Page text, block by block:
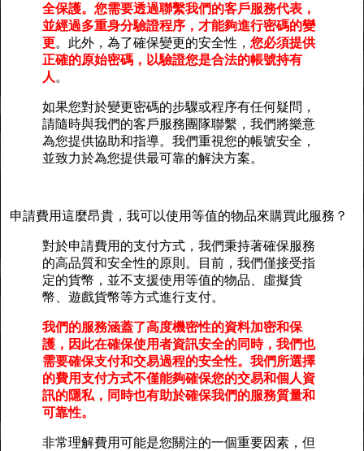
全保護。您需要透過聯繫我們的客戶服務代表，
並經過多重身分驗證程序，才能夠進行密碼的變
更。此外，為了確保變更的安全性， 您必須提供
正確的原始密碼，以驗證您是合法的帳號持有
人 。
如果您對於變更密碼的步驟或程序有任何疑問，
請隨時與我們的客戶服務團隊聯繫，我們將樂意
為您提供協助和指導。我們重視您的帳號安全，
並致力於為您提供最可靠的解決方案。
申請費用這麼昂貴，我可以使用等值的物品來購買此服務？
對於申請費用的支付方式，我們秉持著確保服務
的高品質和安全性的原則。目前，我們僅接受指
定的貨幣，並不支援使用等值的物品、虛擬貨
幣、遊戲貨幣等方式進行支付。
我們的服務涵蓋了高度機密性的資料加密和保
護，因此在確保使用者資訊安全的同時，我們也
需要確保支付和交易過程的安全性。我們所選擇
的費用支付方式不僅能夠確保您的交易和個人資
訊的隱私，同時也有助於確保我們的服務質量和
可靠性。
非常理解費用可能是您關注的一個重要因素，但